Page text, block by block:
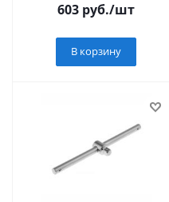
603 руб./шт
В корзину